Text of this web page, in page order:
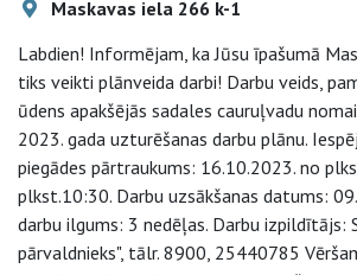
Maskavas iela 266 k-1
Labdien! Informējam, ka Jūsu īpašumā
tiks veikti plānveida darbi! Darbu veids,
ūdens apakšējās sadales cauruļvadu
2023. gada uzturēšanas darbu plānu.
piegādes pārtraukums: 16.10.2023. no
plkst.10:30. Darbu uzsākšanas datums:
darbu ilgums: 3 nedēļas. Darbu izpildītājs:
pārvaldnieks", tālr. 8900, 25440785